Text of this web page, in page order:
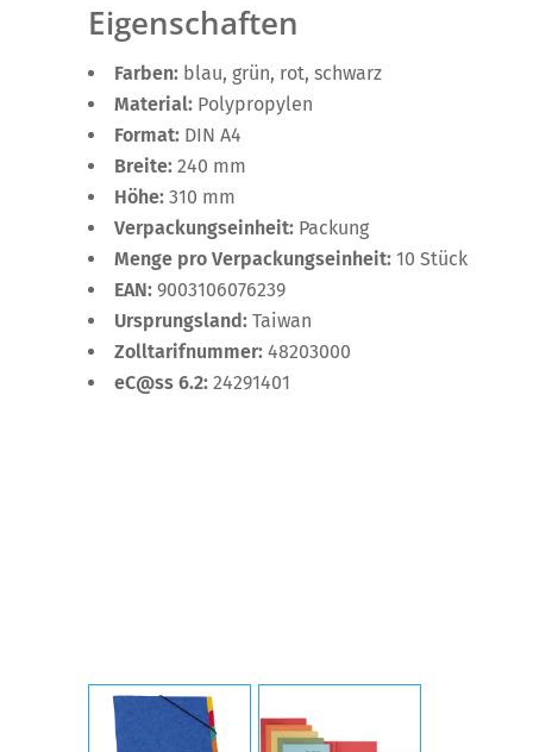
Eigenschaften
Farben: blau, grün, rot, schwarz
Material: Polypropylen
Format: DIN A4
Breite: 240 mm
Höhe: 310 mm
Verpackungseinheit: Packung
Menge pro Verpackungseinheit: 10 Stück
EAN: 9003106076239
Ursprungsland: Taiwan
Zolltarifnummer: 48203000
eC@ss 6.2: 24291401